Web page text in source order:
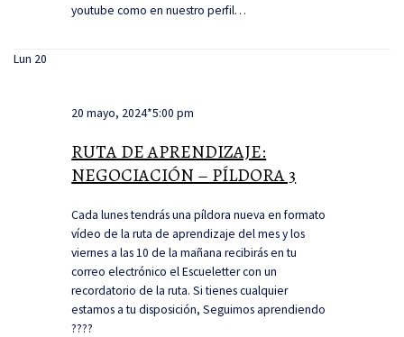
youtube como en nuestro perfil…
Lun 20
20 mayo, 2024*5:00 pm
RUTA DE APRENDIZAJE:
NEGOCIACIÓN – PÍLDORA 3
Cada lunes tendrás una píldora nueva en formato
vídeo de la ruta de aprendizaje del mes y los
viernes a las 10 de la mañana recibirás en tu
correo electrónico el Escueletter con un
recordatorio de la ruta. Si tienes cualquier
estamos a tu disposición, Seguimos aprendiendo
????